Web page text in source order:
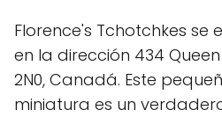
Florence's Tchotchkes
en la dirección 434 Queen
2N0, Canadá. Este
miniatura es un